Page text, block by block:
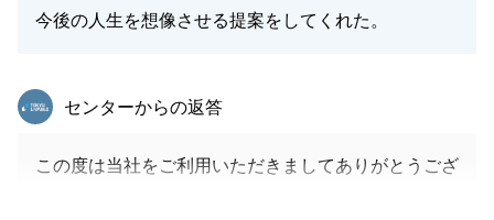
今後の人生を想像させる提案をしてくれた。
東急リバブル
センターからの返答
この度は当社をご利用いただきましてありがとうござ